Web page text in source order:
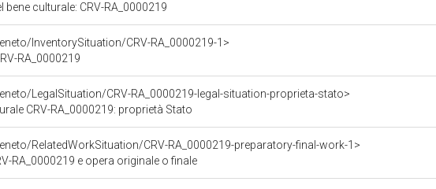
culturale: CRV-RA_0000219
InventorySituation/CRV-RA_0000219-1>
RA_0000219
LegalSituation/CRV-RA_0000219-legal-situation-proprieta-stato>
CRV-RA_0000219: proprietà Stato
RelatedWorkSituation/CRV-RA_0000219-preparatory-final-work-1>
RA_0000219 e opera originale o finale